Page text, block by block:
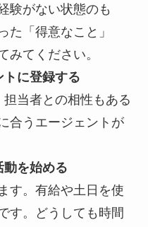
験がない状態のも
た「得意なこと」
みてください。
に登録する
当者との相性もある
合うエージェントが
動を始める
す。有給や土日を使
す。どうしても時間